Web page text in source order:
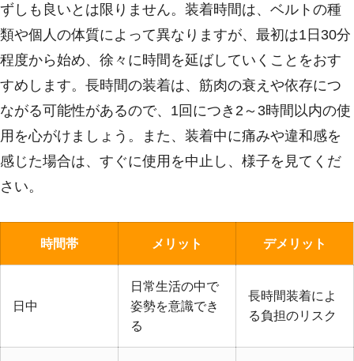
ずしも良いとは限りません。装着時間は、ベルトの種
類や個人の体質によって異なりますが、最初は1日30分
程度から始め、徐々に時間を延ばしていくことをおす
すめします。長時間の装着は、筋肉の衰えや依存につ
ながる可能性があるので、1回につき2～3時間以内の使
用を心がけましょう。また、装着中に痛みや違和感を
感じた場合は、すぐに使用を中止し、様子を見てくだ
さい。
時間帯 メリット デメリット
日中
日常生活の中で
姿勢を意識でき
る
長時間装着によ
る負担のリスク